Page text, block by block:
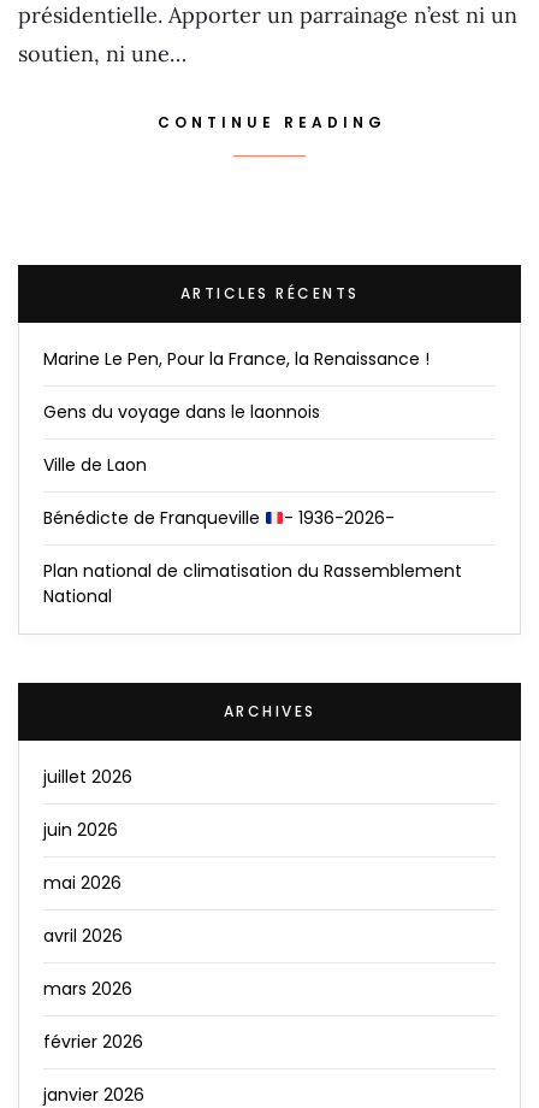
présidentielle. Apporter un parrainage n’est ni un
soutien, ni une…
CONTINUE READING
ARTICLES RÉCENTS
Marine Le Pen, Pour la France, la Renaissance !
Gens du voyage dans le laonnois
Ville de Laon
Bénédicte de Franqueville - 1936-2026-
Plan national de climatisation du Rassemblement
National
ARCHIVES
juillet 2026
juin 2026
mai 2026
avril 2026
mars 2026
février 2026
janvier 2026